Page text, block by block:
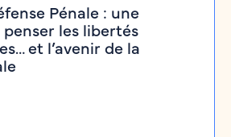
Pénale : une
les libertés
et l’avenir de la